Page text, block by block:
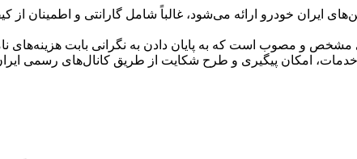
ایران خودرو ارائه می‌شود، غالباً شامل گارانتی و اطمینان
مشخص و مصوب است که به پایان دادن به نگرانی بابت هزینه‌های
امکان پیگیری و طرح شکایت از طریق کانال‌های رسمی